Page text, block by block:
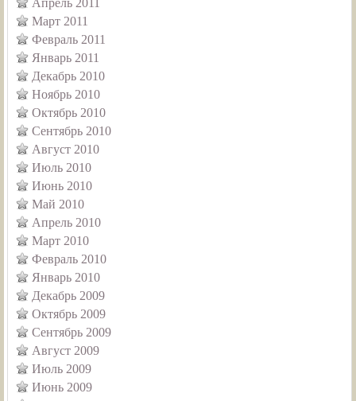
Апрель 2011
Март 2011
Февраль 2011
Январь 2011
Декабрь 2010
Ноябрь 2010
Октябрь 2010
Сентябрь 2010
Август 2010
Июль 2010
Июнь 2010
Май 2010
Апрель 2010
Март 2010
Февраль 2010
Январь 2010
Декабрь 2009
Октябрь 2009
Сентябрь 2009
Август 2009
Июль 2009
Июнь 2009